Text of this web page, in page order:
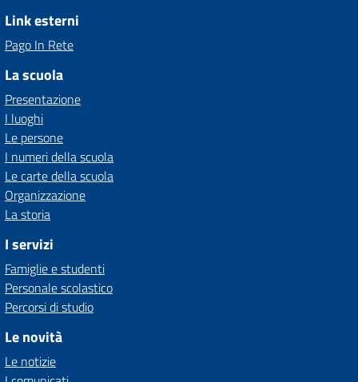
Link esterni
Pago In Rete
La scuola
Presentazione
I luoghi
Le persone
I numeri della scuola
Le carte della scuola
Organizzazione
La storia
I servizi
Famiglie e studenti
Personale scolastico
Percorsi di studio
Le novità
Le notizie